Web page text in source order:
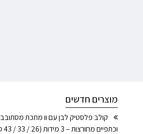
מוצרים חדשים
קולב פלסטיק לבן עם וו מתכת מסתובב
וכתפיים מחורצות – 3 מידות (26 / 33 / 43 ס״מ)